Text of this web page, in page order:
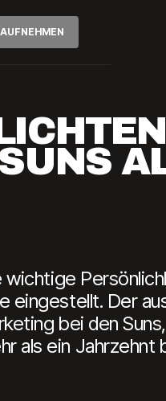
wichtige
eingestellt. Der
bei den
als ein Jahrzehnt